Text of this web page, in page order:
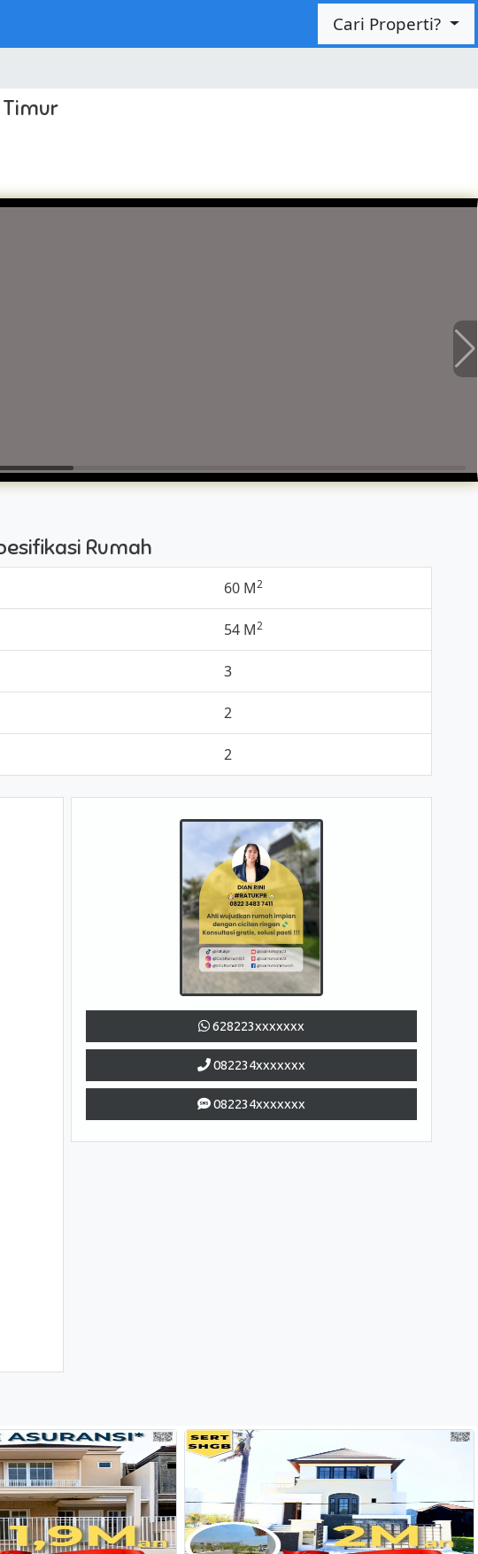
Cari Properti?
Rumah
60 M2
54 M2
3
2
2
628223xxxxxxx
082234xxxxxxx
082234xxxxxxx